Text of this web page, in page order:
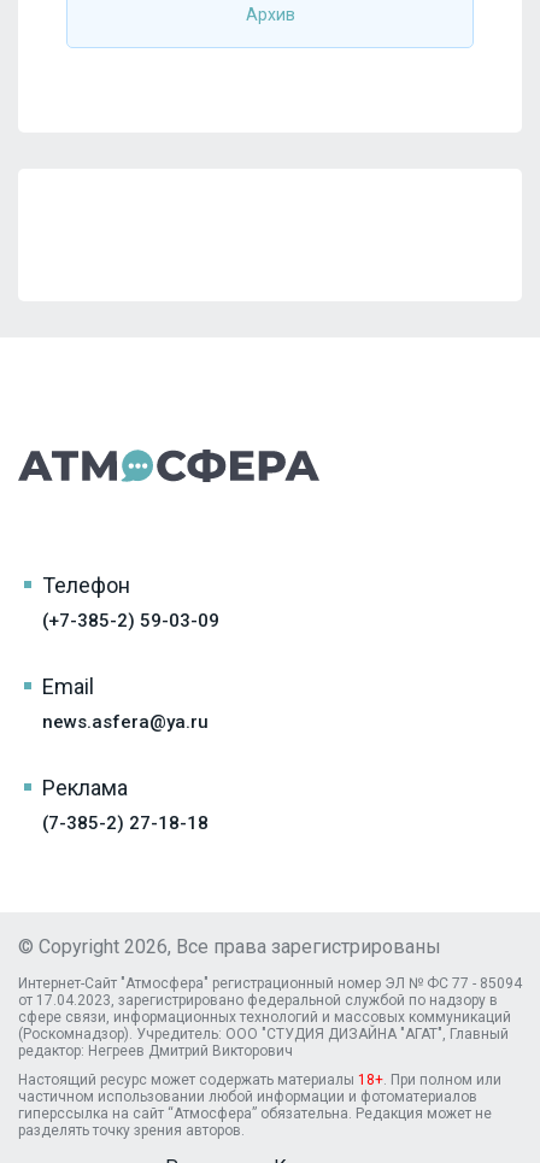
Архив
Телефон
(+7-385-2) 59-03-09
Email
news.asfera@ya.ru
Реклама
(7-385-2) 27-18-18
© Copyright 2026, Все права зарегистрированы
Интернет-Сайт "Атмосфера" регистрационный номер ЭЛ № ФС 77 - 85094
от 17.04.2023, зарегистрировано федеральной службой по надзору в
сфере связи, информационных технологий и массовых коммуникаций
(Роскомнадзор). Учредитель: ООО "СТУДИЯ ДИЗАЙНА "АГАТ", Главный
редактор: Негреев Дмитрий Викторович
Настоящий ресурс может содержать материалы 18+ . При полном или
частичном использовании любой информации и фотоматериалов
гиперссылка на сайт “Атмосфера” обязательна. Редакция может не
разделять точку зрения авторов.